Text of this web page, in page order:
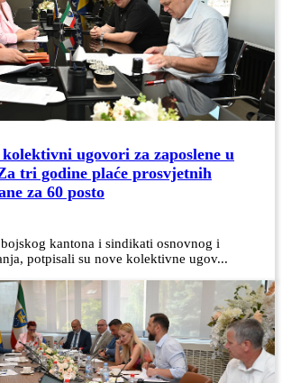
ugovori za zaposlene u
tri godine plaće prosvjetnih
za 60 posto
kantona i sindikati osnovnog i
potpisali su nove kolektivne ugov...